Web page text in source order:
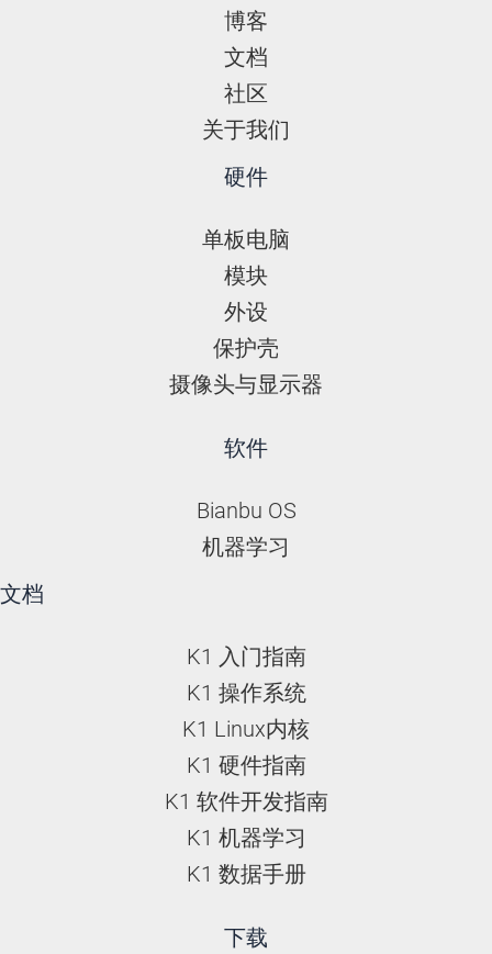
博客
文档
社区
关于我们
硬件
单板电脑
模块
外设
保护壳
摄像头与显示器
软件
Bianbu OS
机器学习
文档
K1 入门指南
K1 操作系统
K1 Linux内核
K1 硬件指南
K1 软件开发指南
K1 机器学习
K1 数据手册
下载